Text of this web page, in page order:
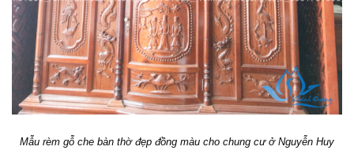
Mẫu rèm gỗ che bàn thờ đẹp đồng màu cho chung cư ở Nguyễn Huy